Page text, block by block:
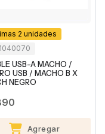
2 unidades
1040070
USB-A MACHO /
USB / MACHO B X
NEGRO
Agregar